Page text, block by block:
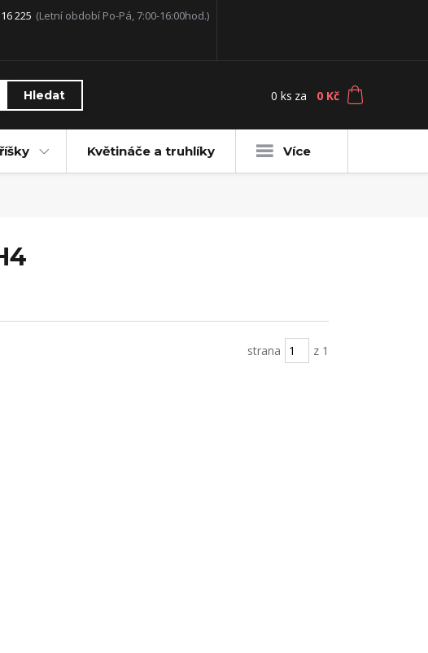
Hledat
225 (Letní období Po-Pá, 7:00-16:00hod.)
0 ks za 0 Kč
Květináče a truhlíky Více
strana z 1